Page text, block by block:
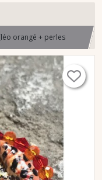
(léo orangé + perles